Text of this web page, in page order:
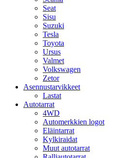
Seat
Sisu
Suzuki
Tesla
Toyota
Ursus
Valmet
Volkswagen
Zetor
Asennustarvikkeet
Lastat
Autotarrat
4WD
Automerkkien logot
Eläintarrat
Kylkiraidat
Muut autotarrat